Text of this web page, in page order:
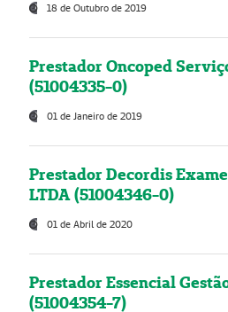
18 de Outubro de 2019
Prestador Oncoped
(51004335-0)
01 de Janeiro de 2019
Prestador Decordis
LTDA (51004346-0)
01 de Abril de 2020
Prestador Essencial
(51004354-7)